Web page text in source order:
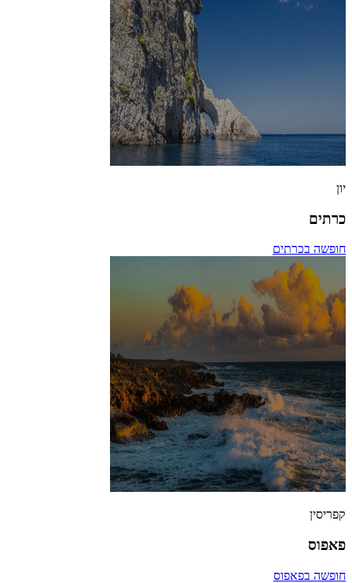
יון
כרתים
חופשה בכרתים
קפריסין
פאפוס
חופשה בפאפוס